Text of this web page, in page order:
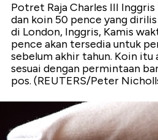
Potret Raja Charles III
dan koin 50 pence yang
di London, Inggris, Kamis
pence akan tersedia untuk
sebelum akhir tahun. Koin
sesuai dengan permintaan
pos. (REUTERS/Peter